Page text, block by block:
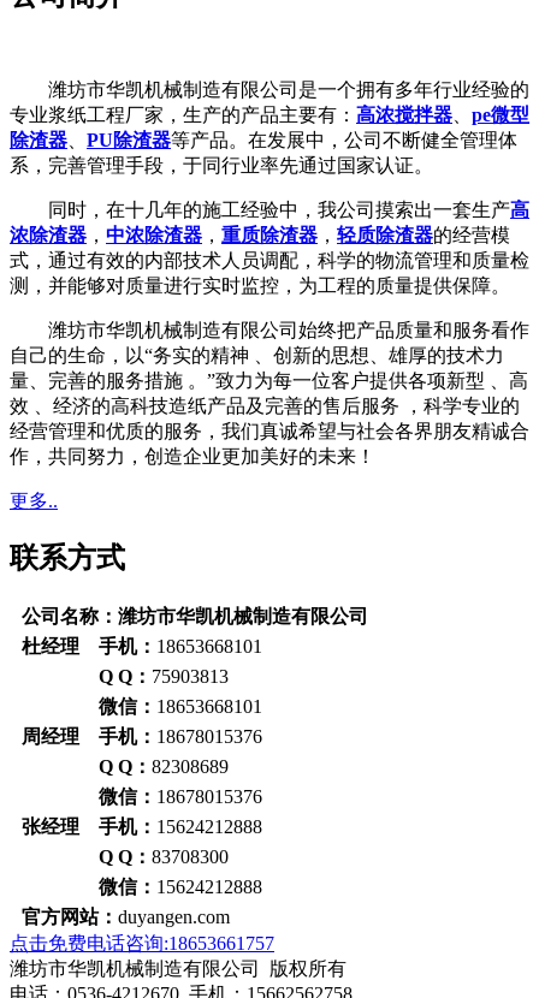
潍坊市华凯机械制造有限公司是一个拥有多年行业经验的
专业浆纸工程厂家，生产的产品主要有： 高浓搅拌器、 pe微型
除渣器、 PU除渣器等产品。在发展中，公司不断健全管理体
系，完善管理手段，于同行业率先通过国家认证。
同时，在十几年的施工经验中，我公司摸索出一套生产高
浓除渣器 ， 中浓除渣器 ， 重质除渣器 ， 轻质除渣器的经营模
式，通过有效的内部技术人员调配，科学的物流管理和质量检
测，并能够对质量进行实时监控，为工程的质量提供保障。
潍坊市华凯机械制造有限公司始终把产品质量和服务看作
自己的生命，以“务实的精神 、创新的思想、雄厚的技术力
量、完善的服务措施 。”致力为每一位客户提供各项新型 、高
效 、经济的高科技造纸产品及完善的售后服务 ，科学专业的
经营管理和优质的服务，我们真诚希望与社会各界朋友精诚合
作，共同努力，创造企业更加美好的未来！
更多..
联系方式
公司名称：潍坊市华凯机械制造有限公司
杜经理 手机： 18653668101
Q Q： 75903813
微信： 18653668101
周经理 手机： 18678015376
Q Q： 82308689
微信： 18678015376
张经理 手机： 15624212888
Q Q： 83708300
微信： 15624212888
官方网站： duyangen.com
点击免费电话咨询:18653661757
潍坊市华凯机械制造有限公司 版权所有